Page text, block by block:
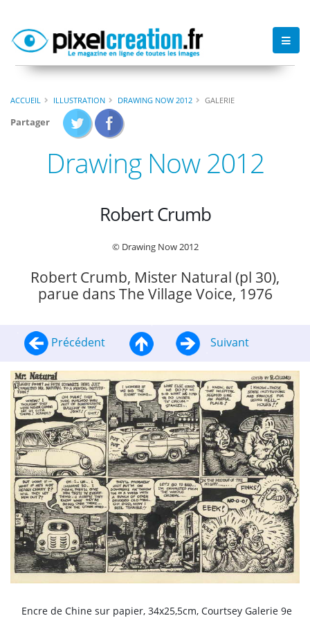
ACCUEIL ILLUSTRATION DRAWING NOW 2012 GALERIE
Partager
Drawing Now 2012
Robert Crumb
© Drawing Now 2012
Robert Crumb, Mister Natural (pl 30),
parue dans The Village Voice, 1976
Précédent Suivant
Encre de Chine sur papier, 34x25,5cm, Courtsey Galerie 9e